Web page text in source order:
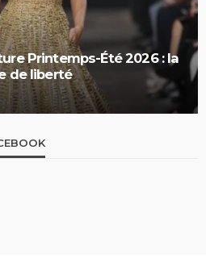
Printemps-Été 2026 : la
de liberté